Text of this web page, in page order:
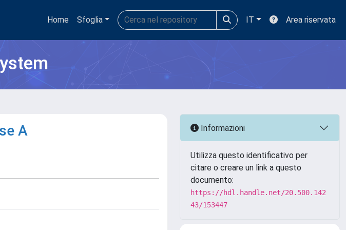
Home Sfoglia IT Area riservata
A Informazioni
Utilizza questo identificativo per
citare o creare un link a questo
documento:
https://hdl.handle.net/20.500.142
43/153447